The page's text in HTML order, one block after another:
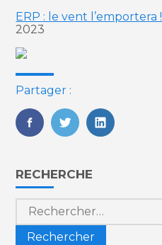
ERP : le vent l’emportera !
2023
Partager :
FaceBook
TwitterLinkedIn
Blog
sidebar
RECHERCHE
Rechercher :